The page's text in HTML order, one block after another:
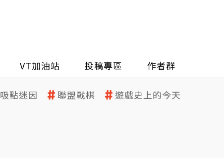
VT加油站 投稿專區 作者群
吸點迷因 聯盟戰棋 遊戲史上的今天